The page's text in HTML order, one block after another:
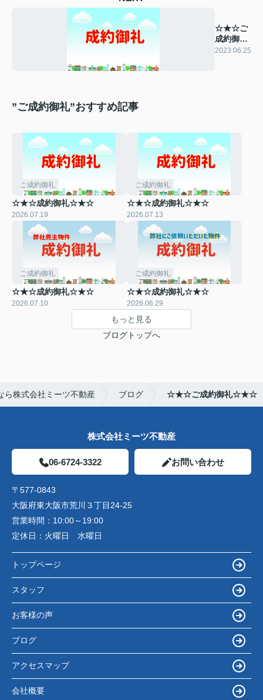
☆★☆ご
成約御礼
☆★☆
2023.06.25
”ご成約御礼”おすすめ記事
ご成約御礼
☆★☆成約御礼☆★☆
2026.07.19
ご成約御礼
☆★☆成約御礼☆★☆
2026.07.13
ご成約御礼
☆★☆成約御礼☆★☆
2026.07.10
ご成約御礼
☆★☆成約御礼☆★☆
2026.06.29
もっと見る
ブログトップへ
ら株式会社ミーツ不動産 ブログ ☆★☆ご成約御礼☆★☆
株式会社ミーツ不動産
06-6724-3322 お問い合わせ
〒577-0843
大阪府東大阪市荒川３丁目24-25
営業時間： 10:00～19:00
定休日： 火曜日 水曜日
トップページ
スタッフ
お客様の声
ブログ
アクセスマップ
会社概要